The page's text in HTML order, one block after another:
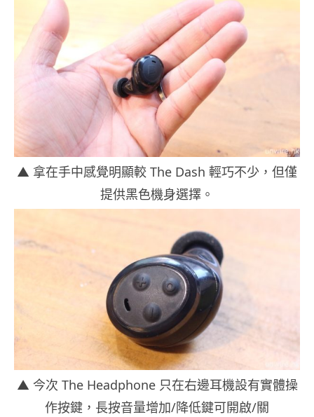
▲ 拿在手中感覺明顯較 The Dash 輕巧不少，但僅
提供黑色機身選擇。
▲ 今次 The Headphone 只在右邊耳機設有實體操
作按鍵，長按音量增加/降低鍵可開啟/關